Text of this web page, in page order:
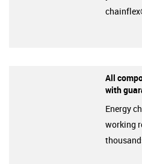
All
with
Energy
working